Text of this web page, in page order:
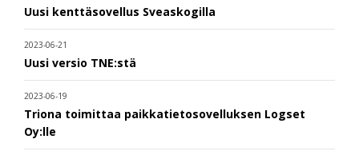
Uusi kenttäsovellus Sveaskogilla
2023-06-21
Uusi versio TNE:stä
2023-06-19
Triona toimittaa paikkatietosovelluksen Logset
Oy:lle